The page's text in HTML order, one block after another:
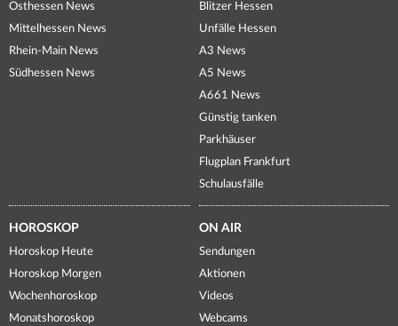
Osthessen News
Mittelhessen News
Rhein-Main News
Südhessen News
Blitzer Hessen
Unfälle Hessen
A3 News
A5 News
A661 News
Günstig tanken
Parkhäuser
Flugplan Frankfurt
Schulausfälle
HOROSKOP
Horoskop Heute
Horoskop Morgen
Wochenhoroskop
Monatshoroskop
ON AIR
Sendungen
Aktionen
Videos
Webcams